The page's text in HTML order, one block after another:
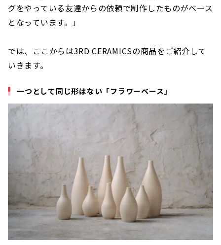
グをやっている友達からの依頼で制作したものがベース
となっています。」
では、ここからは3RD CERAMICSの商品をご紹介して
いきます。
一つとして同じ形はない「フラワーベース」